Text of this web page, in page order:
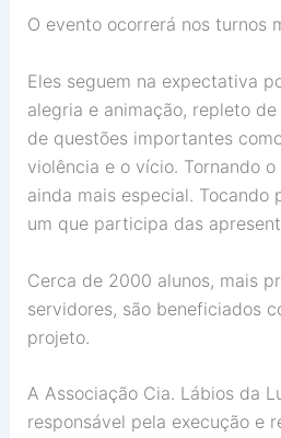
O evento ocorrerá nos turnos
Eles seguem na expectativa
alegria e animação, repleto
de questões importantes
violência e o vício. Tornando
ainda mais especial. Tocando
um que participa das
Cerca de 2000 alunos, mais
servidores, são beneficiados
projeto.
A Associação Cia. Lábios da
responsável pela execução e